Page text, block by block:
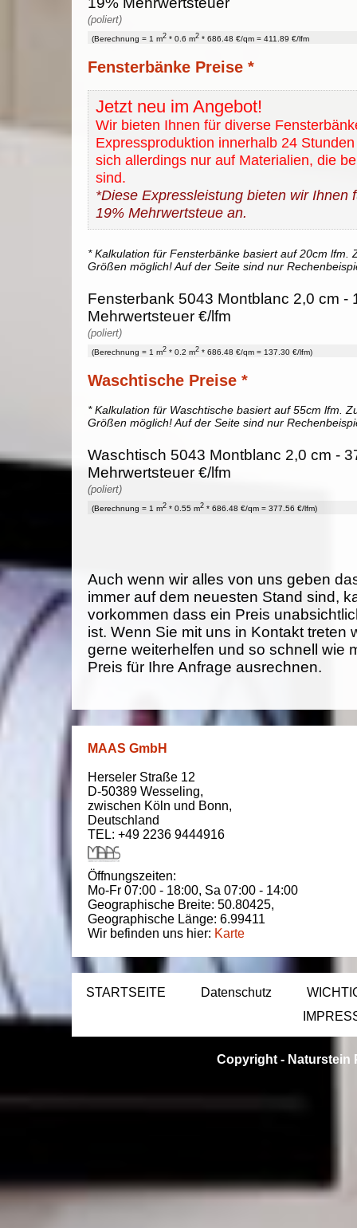
(poliert)
(Berechnung = 1 m2 * 0.6 m2 * 686.48 €/qm = 411.89 €/lfm
Fensterbänke Preise *
Jetzt neu im Angebot!
Wir bieten Ihnen für diverse
Expressproduktion innerhalb 24
sich allerdings nur auf Materialien, die
sind.
*Diese Expressleistung bieten wir Ihnen
19% Mehrwertsteue an.
* Kalkulation für Fensterbänke basiert auf 20cm lfm.
Größen möglich! Auf der Seite sind nur
Fensterbank 5043 Montblanc 2,0 cm -
Mehrwertsteuer €/lfm
(poliert)
(Berechnung = 1 m2 * 0.2 m2 * 686.48 €/qm = 137.30 €/lfm)
Waschtische Preise *
* Kalkulation für Waschtische basiert auf 55cm lfm.
Größen möglich! Auf der Seite sind nur
Waschtisch 5043 Montblanc 2,0 cm -
Mehrwertsteuer €/lfm
(poliert)
(Berechnung = 1 m2 * 0.55 m2 * 686.48 €/qm = 377.56 €/lfm)
Auch wenn wir alles von uns geben
immer auf dem neuesten Stand sind,
vorkommen dass ein Preis
ist. Wenn Sie mit uns in Kontakt treten
gerne weiterhelfen und so schnell wie
Preis für Ihre Anfrage ausrechnen.
MAAS GmbH
Herseler Straße 12
D-50389 Wesseling,
zwischen Köln und Bonn,
Deutschland
TEL: +49 2236 9444916
Öffnungszeiten:
Mo-Fr 07:00 - 18:00, Sa 07:00 - 14:00
Geographische Breite: 50.80425,
Geographische Länge: 6.99411
Wir befinden uns hier: Karte
STARTSEITE Datenschutz
Copyright - Naturstein